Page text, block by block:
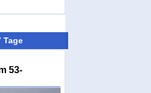
Tage
53-